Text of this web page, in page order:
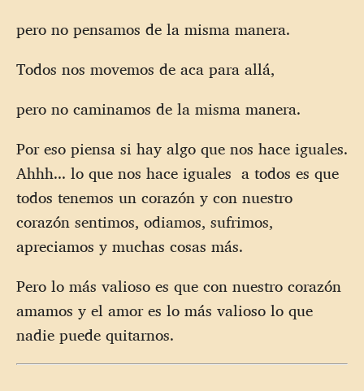
pero no pensamos de la misma manera.
Todos nos movemos de aca para allá,
pero no caminamos de la misma manera.
Por eso piensa si hay algo que nos hace iguales.
Ahhh... lo que nos hace iguales a todos es que
todos tenemos un corazón y con nuestro
corazón sentimos, odiamos, sufrimos,
apreciamos y muchas cosas más.
Pero lo más valioso es que con nuestro corazón
amamos y el amor es lo más valioso lo que
nadie puede quitarnos.